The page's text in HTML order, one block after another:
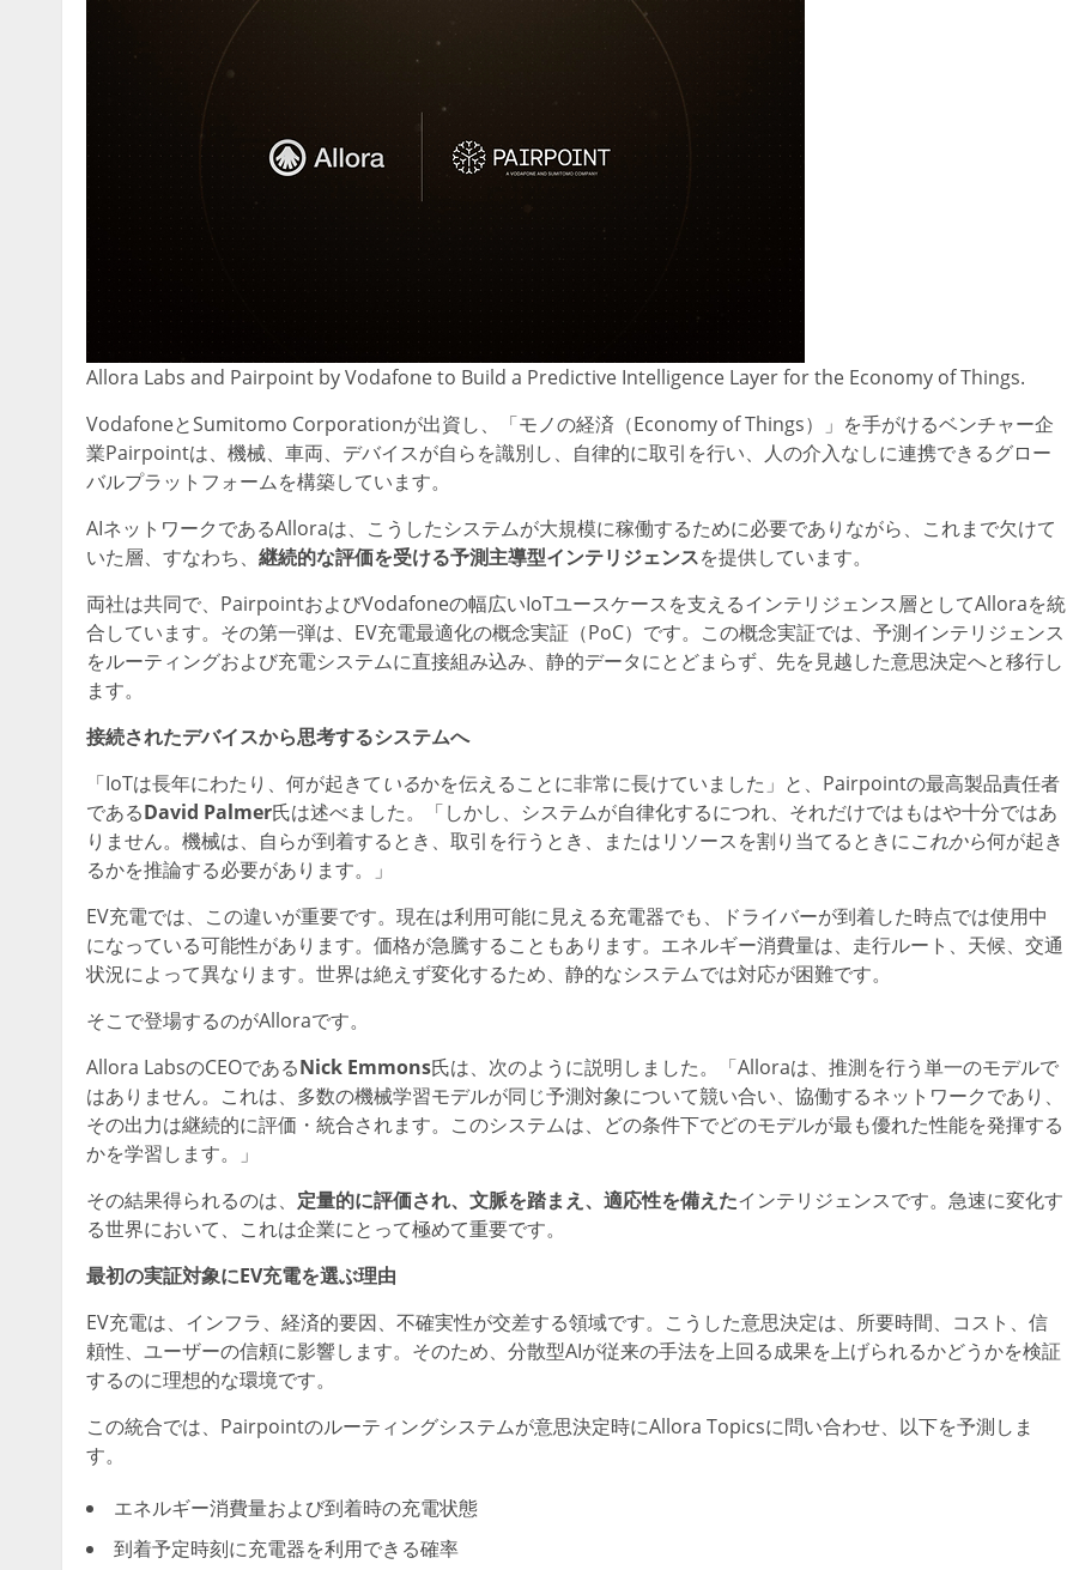
Allora Labs and Pairpoint by Vodafone to Build a Predictive Intelligence Layer for the Economy of Things.
VodafoneとSumitomo Corporationが出資し、「モノの経済（Economy of Things）」を手がけるベンチャー企
業Pairpointは、機械、車両、デバイスが自らを識別し、自律的に取引を行い、人の介入なしに連携できるグロー
バルプラットフォームを構築しています。
AIネットワークであるAlloraは、こうしたシステムが大規模に稼働するために必要でありながら、これまで欠けて
いた層、すなわち、 継続的な評価を受ける予測主導型インテリジェンスを提供しています。
両社は共同で、PairpointおよびVodafoneの幅広いIoTユースケースを支えるインテリジェンス層としてAlloraを統
合しています。その第一弾は、EV充電最適化の概念実証（PoC）です。この概念実証では、予測インテリジェンス
をルーティングおよび充電システムに直接組み込み、静的データにとどまらず、先を見越した意思決定へと移行し
ます。
接続されたデバイスから思考するシステムへ
「IoTは長年にわたり、何が起きているかを伝えることに非常に長けていました」と、Pairpointの最高製品責任者
であるDavid Palmer氏は述べました。「しかし、システムが自律化するにつれ、それだけではもはや十分ではあ
りません。機械は、自らが到着するとき、取引を行うとき、またはリソースを割り当てるときにこれから何が起き
るかを推論する必要があります。」
EV充電では、この違いが重要です。現在は利用可能に見える充電器でも、ドライバーが到着した時点では使用中
になっている可能性があります。価格が急騰することもあります。エネルギー消費量は、走行ルート、天候、交通
状況によって異なります。世界は絶えず変化するため、静的なシステムでは対応が困難です。
そこで登場するのがAlloraです。
Allora LabsのCEOであるNick Emmons氏は、次のように説明しました。「Alloraは、推測を行う単一のモデルで
はありません。これは、多数の機械学習モデルが同じ予測対象について競い合い、協働するネットワークであり、
その出力は継続的に評価・統合されます。このシステムは、どの条件下でどのモデルが最も優れた性能を発揮する
かを学習します。」
その結果得られるのは、 定量的に評価され、文脈を踏まえ、適応性を備えたインテリジェンスです。急速に変化す
る世界において、これは企業にとって極めて重要です。
最初の実証対象にEV充電を選ぶ理由
EV充電は、インフラ、経済的要因、不確実性が交差する領域です。こうした意思決定は、所要時間、コスト、信
頼性、ユーザーの信頼に影響します。そのため、分散型AIが従来の手法を上回る成果を上げられるかどうかを検証
するのに理想的な環境です。
この統合では、Pairpointのルーティングシステムが意思決定時にAllora Topicsに問い合わせ、以下を予測しま
す。
エネルギー消費量および到着時の充電状態
到着予定時刻に充電器を利用できる確率